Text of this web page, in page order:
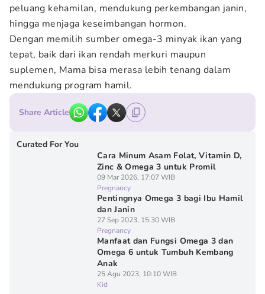
peluang kehamilan, mendukung perkembangan janin,
hingga menjaga keseimbangan hormon.
Dengan memilih sumber omega-3 minyak ikan yang
tepat, baik dari ikan rendah merkuri maupun
suplemen, Mama bisa merasa lebih tenang dalam
mendukung program hamil.
Share Article
Curated For You
Cara Minum Asam Folat, Vitamin D,
Zinc & Omega 3 untuk Promil
09 Mar 2026, 17:07 WIB
Pregnancy
Pentingnya Omega 3 bagi Ibu Hamil
dan Janin
27 Sep 2023, 15:30 WIB
Pregnancy
Manfaat dan Fungsi Omega 3 dan
Omega 6 untuk Tumbuh Kembang
Anak
25 Agu 2023, 10:10 WIB
Kid